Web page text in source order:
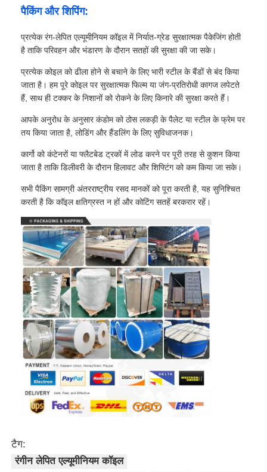
पैकिंग और शिपिंग:
प्रत्येक रंग-लेपित एल्यूमीनियम कॉइल में निर्यात-ग्रेड सुरक्षात्मक पैकेजिंग होती
है ताकि परिवहन और भंडारण के दौरान सतहों की सुरक्षा की जा सके।
प्रत्येक कोइल को ढीला होने से बचाने के लिए भारी स्टील के बैंडों से बंद किया
जाता है। हम पूरे कोइल पर सुरक्षात्मक फिल्म या जंग-प्रतिरोधी कागज लपेटते
हैं, साथ ही टक्कर के निशानों को रोकने के लिए किनारे की सुरक्षा करते हैं।
आपके अनुरोध के अनुसार कंडोम को ठोस लकड़ी के पैलेट या स्टील के फ्रेम पर
तय किया जाता है, लोडिंग और हैंडलिंग के लिए सुविधाजनक।
कार्गो को कंटेनरों या फ्लैटबेड ट्रकों में लोड करने पर पूरी तरह से कुशन किया
जाता है ताकि डिलीवरी के दौरान हिलावट और शिफ्टिंग को कम किया जा सके।
सभी पैकिंग सामग्री अंतरराष्ट्रीय रसद मानकों को पूरा करती है, यह सुनिश्चित
करती है कि कॉइल क्षतिग्रस्त न हों और कोटिंग सतहें बरकरार रहें।
टैग:
रंगीन लेपित एल्यूमीनियम कॉइल